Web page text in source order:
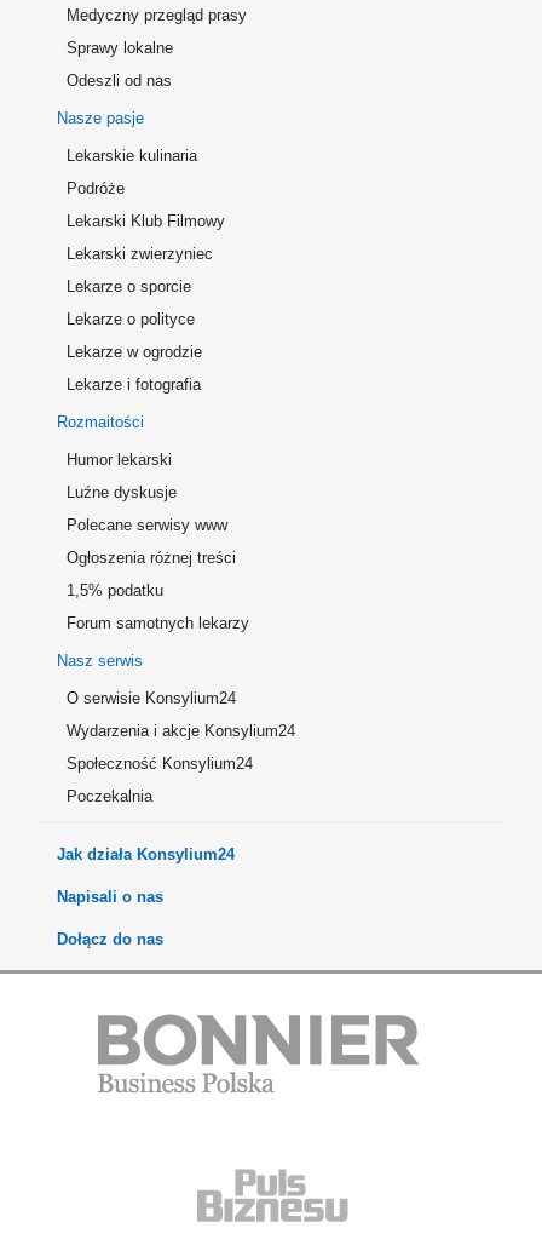
Medyczny przegląd prasy
Sprawy lokalne
Odeszli od nas
Nasze pasje
Lekarskie kulinaria
Podróże
Lekarski Klub Filmowy
Lekarski zwierzyniec
Lekarze o sporcie
Lekarze o polityce
Lekarze w ogrodzie
Lekarze i fotografia
Rozmaitości
Humor lekarski
Luźne dyskusje
Polecane serwisy www
Ogłoszenia różnej treści
1,5% podatku
Forum samotnych lekarzy
Nasz serwis
O serwisie Konsylium24
Wydarzenia i akcje Konsylium24
Społeczność Konsylium24
Poczekalnia
Jak działa Konsylium24
Napisali o nas
Dołącz do nas